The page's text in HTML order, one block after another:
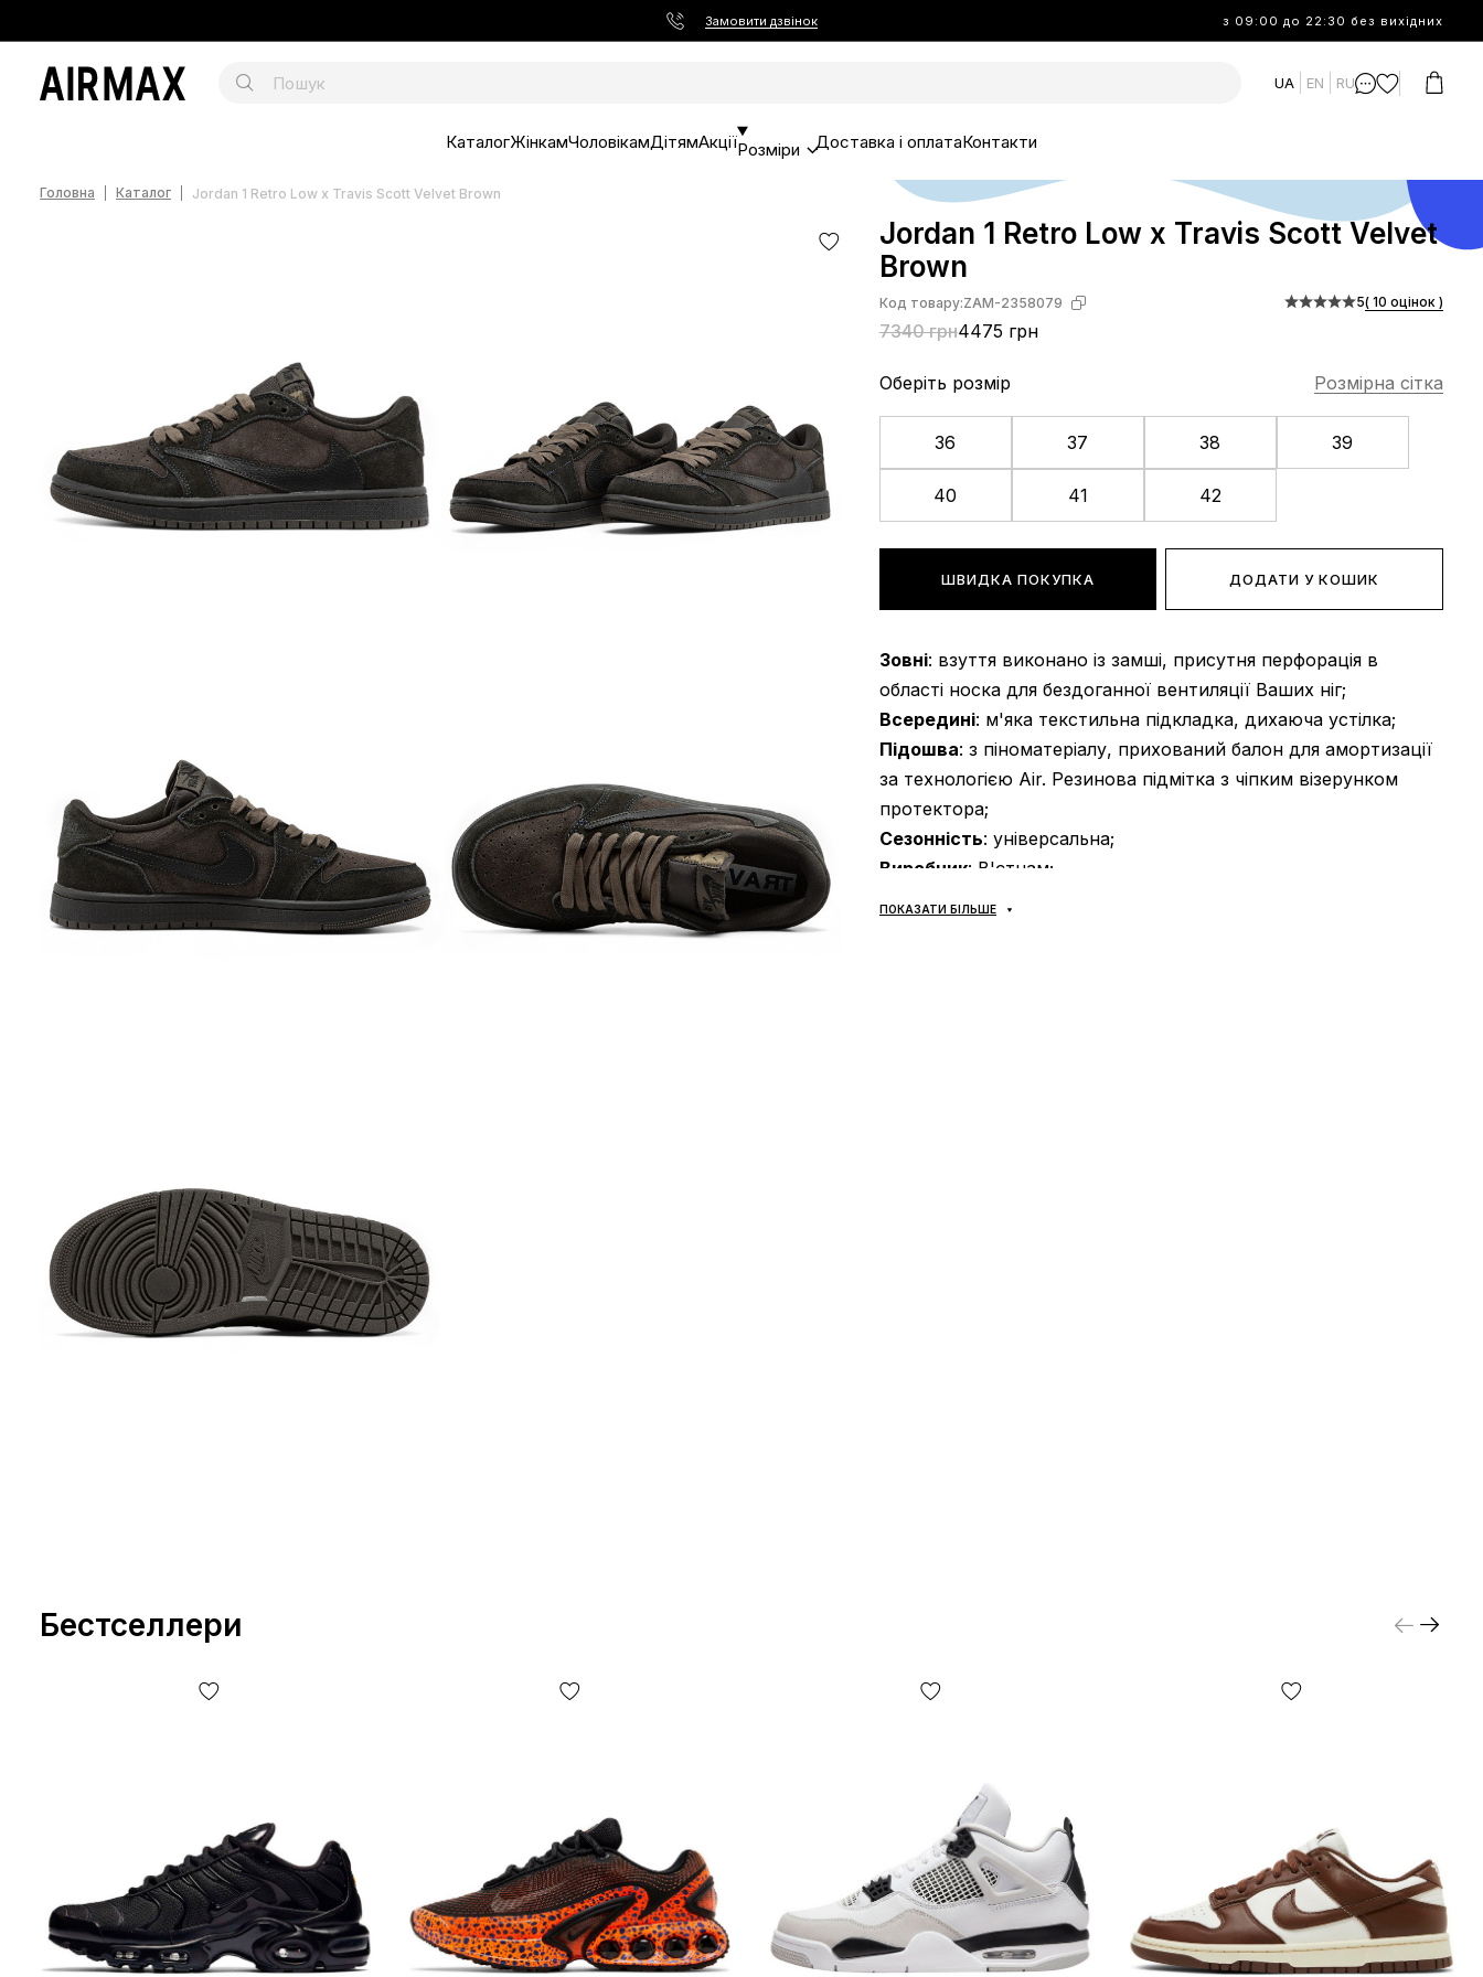
Замовити дзвінок з 09:00 до 22:30 без вихідних
UA EN RU
КаталогЖінкамЧоловікамДітямАкціїРозміри Доставка і оплатаКонтакти
Головна Каталог Jordan 1 Retro Low x Travis Scott Velvet Brown
Jordan 1 Retro Low x Travis Scott Velvet
Brown
Код товару:ZAM-2358079
7340 грн4475 грн
5( 10 оцінок )
Оберіть розмір Розмірна сітка
36 37 38 39
40 41 42
ШВИДКА ПОКУПКА ДОДАТИ У КОШИК
Зовні: взуття виконано із замші, присутня перфорація в
області носка для бездоганної вентиляції Ваших ніг;
Всередині: м'яка текстильна підкладка, дихаюча устілка;
Підошва: з піноматеріалу, прихований балон для амортизації
за технологією Air. Резинова підмітка з чіпким візерунком
протектора;
Сезонність: універсальна;
Виробник: В'єтнам;
буде вказано в мм або в см довжина устілки Вашого взуття.
Як правило - це останній праворуч розмір на бірці кросівок.
вказані на Ваших кросівках.
Підіб'ємо підсумки, для правильного визначення розміру
кросівок Вам необхідно:
ПОКАЗАТИ БІЛЬШЕ
Бестселлери